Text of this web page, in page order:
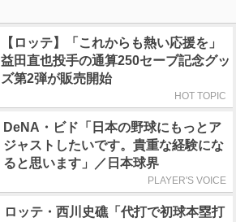
【ロッテ】「これからも熱い応援を」
益田直也投手の通算250セーブ記念グッ
ズ第2弾が販売開始
HOT TOPIC
DeNA・ビド「日本の野球にもっとア
ジャストしたいです。貴重な経験にな
ると思います」／日本球界
PLAYER'S VOICE
ロッテ・西川史礁「代打で初球本塁打